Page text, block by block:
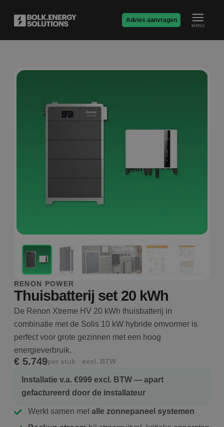
Advies aanvragen
MENU
RENON POWER
Thuisbatterij set 20 kWh
De Renon Xtreme HV 20 kWh thuisbatterij in
combinatie met de Solis 10 kW hybride omvormer is
perfect voor grote gezinnen met een hoog
energieverbruik.
€ 5.749per stuk · excl. BTW
Installatie v.a. €999 excl. BTW — apart
gefactureerd door de installateur
Werkt samen metalle zonnepaneel systemen